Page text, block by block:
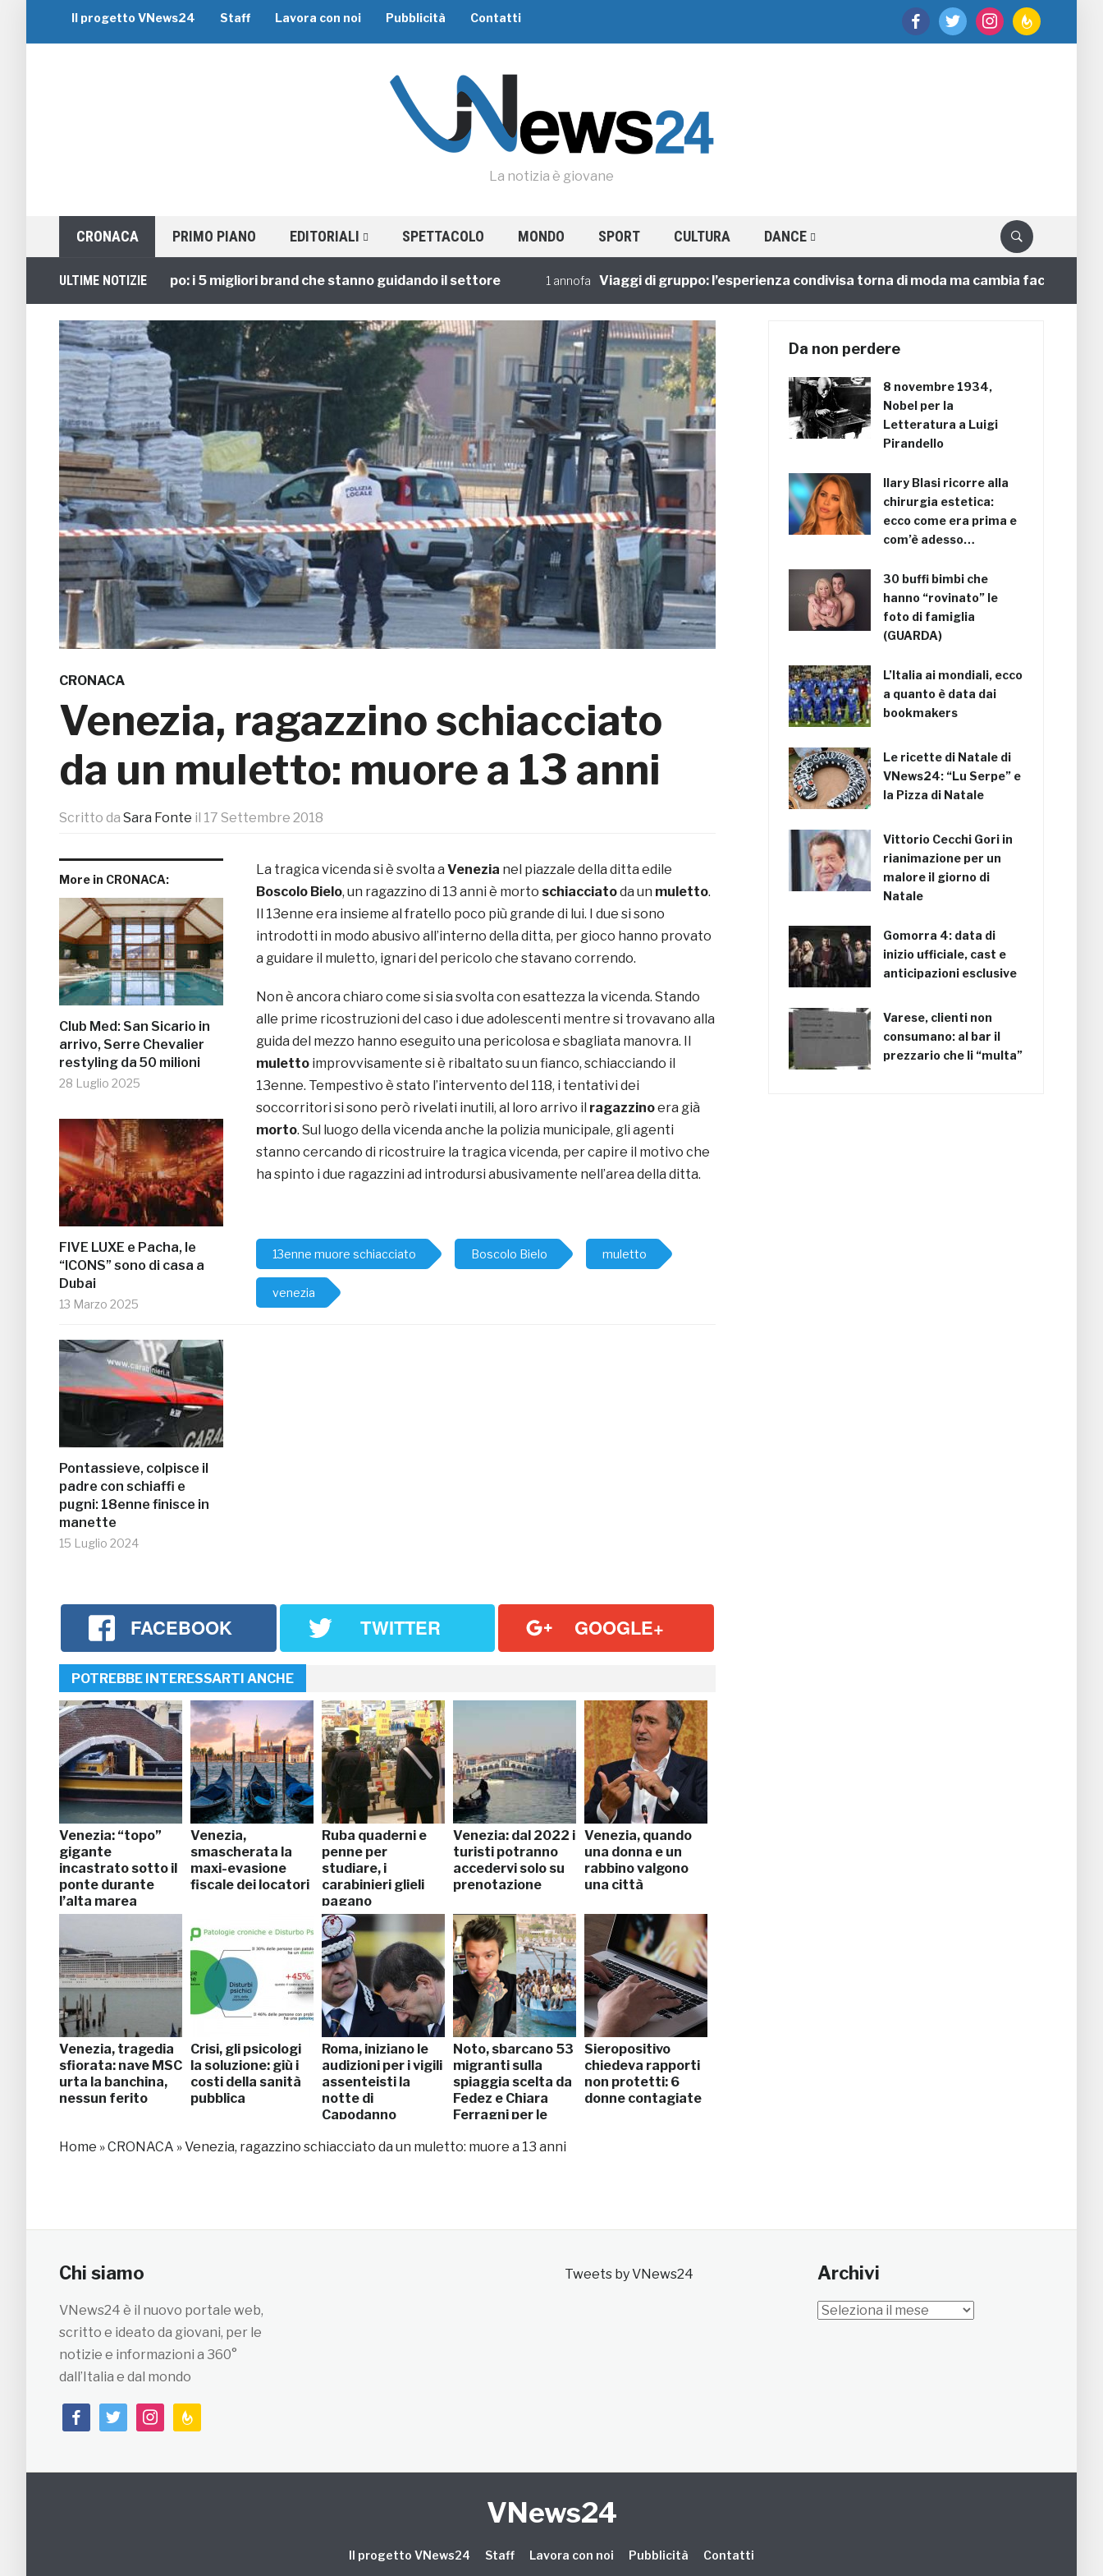
facebooktwitter instagramfeedburner
Il progetto VNews24 Staff Lavora con noi Pubblicità Contatti
La notizia è giovane
CRONACA PRIMO PIANO EDITORIALI SPETTACOLO MONDO SPORT CULTURA DANCE
ULTIME NOTIZIE
Viaggi di Gruppo: i 5 migliori brand che stanno guidando il settore 1 annofa Viaggi di gruppo: l’esperienza condivisa torna di moda ma cambia faccia
CRONACA
Venezia, ragazzino schiacciato
da un muletto: muore a 13 anni
Scritto da Sara Fonte il 17 Settembre 2018
More in CRONACA:
Club Med: San Sicario in
arrivo, Serre Chevalier
restyling da 50 milioni
28 Luglio 2025
FIVE LUXE e Pacha, le
“ICONS” sono di casa a
Dubai
13 Marzo 2025
Pontassieve, colpisce il
padre con schiaffi e
pugni: 18enne finisce in
manette
15 Luglio 2024
La tragica vicenda si è svolta a Venezia nel piazzale della ditta edile
Boscolo Bielo, un ragazzino di 13 anni è morto schiacciatoda un muletto.
Il 13enne era insieme al fratello poco più grande di lui. I due si sono
introdotti in modo abusivo all’interno della ditta, per gioco hanno provato
a guidare il muletto, ignari del pericolo che stavano correndo.
Non è ancora chiaro come si sia svolta con esattezza la vicenda. Stando
alle prime ricostruzioni del caso i due adolescenti mentre si trovavano alla
guida del mezzo hanno eseguito una pericolosa e sbagliata manovra. Il
muletto improvvisamente si è ribaltato su un fianco, schiacciando il
13enne. Tempestivo è stato l’intervento del 118, i tentativi dei
soccorritori si sono però rivelati inutili, al loro arrivo il ragazzinoera già
morto. Sul luogo della vicenda anche la polizia municipale, gli agenti
stanno cercando di ricostruire la tragica vicenda, per capire il motivo che
ha spinto i due ragazzini ad introdursi abusivamente nell’area della ditta.
13enne muore schiacciato Boscolo Bielo muletto
venezia
FACEBOOK TWITTER GOOGLE+
POTREBBE INTERESSARTI ANCHE
Venezia: “topo”
gigante
incastrato sotto il
ponte durante
l’alta marea
Venezia,
smascherata la
maxi-evasione
fiscale dei locatori
Ruba quaderni e
penne per
studiare, i
carabinieri glieli
pagano
Venezia: dal 2022 i
turisti potranno
accedervi solo su
prenotazione
Venezia, quando
una donna e un
rabbino valgono
una città
Venezia, tragedia
sfiorata: nave MSC
urta la banchina,
nessun ferito
Crisi, gli psicologi
la soluzione: giù i
costi della sanità
pubblica
Roma, iniziano le
audizioni per i vigili
assenteisti la
notte di
Capodanno
Noto, sbarcano 53
migranti sulla
spiaggia scelta da
Fedez e Chiara
Ferragni per le
Sieropositivo
chiedeva rapporti
non protetti: 6
donne contagiate
Home »CRONACA »Venezia, ragazzino schiacciato da un muletto: muore a 13 anni
Da non perdere
8 novembre 1934,
Nobel per la
Letteratura a Luigi
Pirandello
Ilary Blasi ricorre alla
chirurgia estetica:
ecco come era prima e
com’è adesso…
30 buffi bimbi che
hanno “rovinato” le
foto di famiglia
(GUARDA)
L’Italia ai mondiali, ecco
a quanto è data dai
bookmakers
Le ricette di Natale di
VNews24: “Lu Serpe” e
la Pizza di Natale
Vittorio Cecchi Gori in
rianimazione per un
malore il giorno di
Natale
Gomorra 4: data di
inizio ufficiale, cast e
anticipazioni esclusive
Varese, clienti non
consumano: al bar il
prezzario che li “multa”
Chi siamo
VNews24 è il nuovo portale web,
scritto e ideato da giovani, per le
notizie e informazioni a 360°
dall’Italia e dal mondo
facebooktwitterinstagramfeedburner
Tweets by VNews24 Archivi
Archivi
VNews24
Il progetto VNews24 Staff Lavora con noi Pubblicità Contatti